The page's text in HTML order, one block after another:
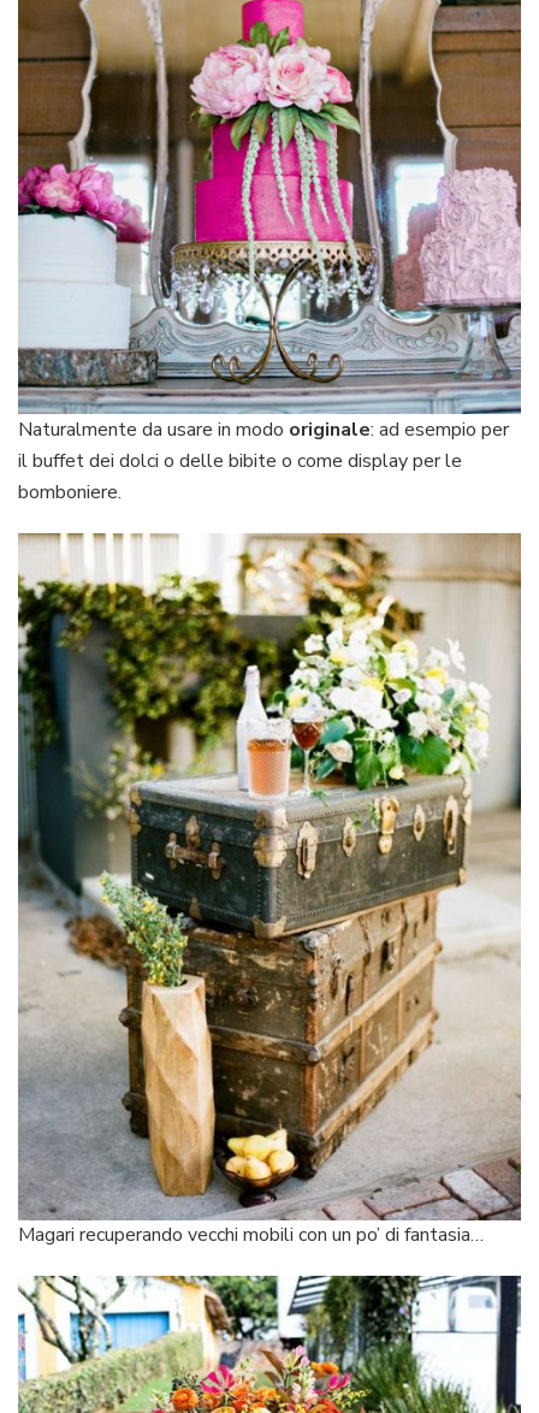
Naturalmente da usare in modo originale: ad esempio per
il buffet dei dolci o delle bibite o come display per le
bomboniere.
Magari recuperando vecchi mobili con un po’ di fantasia…